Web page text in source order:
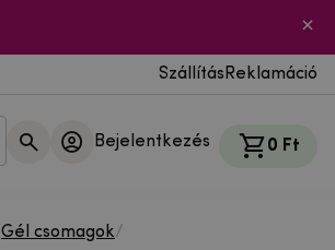
Szállítás Reklamáció
Bejelentkezés 0 Ft
Gél csomagok/